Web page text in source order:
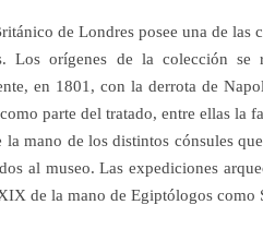
de Londres posee una de las
Los orígenes de la colección
en 1801, con la derrota de
parte del tratado, entre ellas la
la mano de los distintos cónsules
al museo. Las expediciones
de la mano de Egiptólogos como